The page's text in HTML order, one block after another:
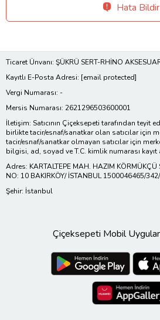
Hata Bildir
Ticaret Ünvanı: ŞÜKRÜ SERT-RHİNO
Kayıtlı E-Posta Adresi: [email protected]
Vergi Numarası: -
Mersis Numarası: 2621296503600001
İletişim: Satıcının Çiçeksepeti tarafından
birlikte tacir/esnaf/sanatkar olan satıcılar için
tacir/esnaf/sanatkar olmayan satıcılar için
bilgisi, ad, soyad ve T.C. kimlik numarası
Adres: KARTALTEPE MAH. HAZIM KÖRMÜKÇÜ
NO: 10 BAKIRKÖY/ İSTANBUL 1500046465/
Şehir: İstanbul
Çiçeksepeti Mobil